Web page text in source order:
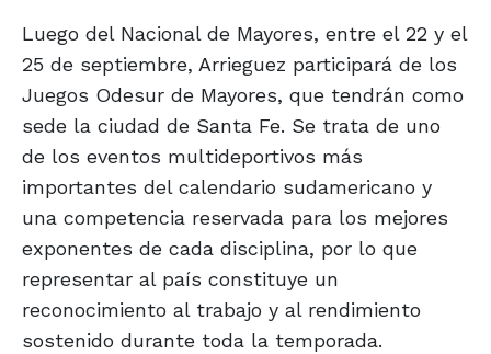
Luego del Nacional de Mayores, entre el 22 y el
25 de septiembre, Arrieguez participará de los
Juegos Odesur de Mayores, que tendrán como
sede la ciudad de Santa Fe. Se trata de uno
de los eventos multideportivos más
importantes del calendario sudamericano y
una competencia reservada para los mejores
exponentes de cada disciplina, por lo que
representar al país constituye un
reconocimiento al trabajo y al rendimiento
sostenido durante toda la temporada.